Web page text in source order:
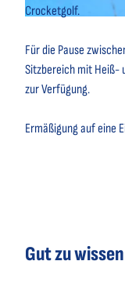
Crocketgolf.
Für die Pause
Sitzbereich mit Heiß-
zur Verfügung.
Ermäßigung auf eine
Gut zu wissen